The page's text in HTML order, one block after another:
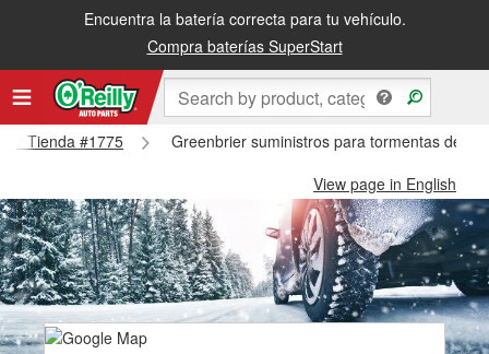
Encuentra la batería correcta para tu vehículo.
Compra baterías SuperStart
Tienda #1775
Greenbrier suministros para tormentas de
View page in English